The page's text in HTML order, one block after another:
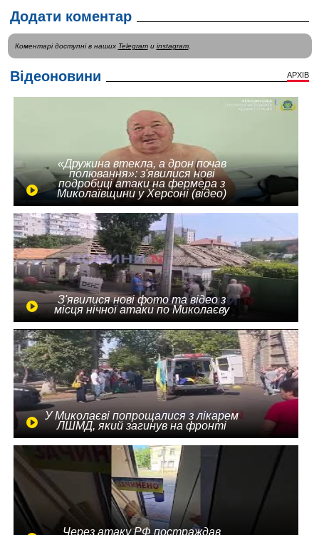
Додати коментар
Коментарі доступні в наших Telegramи instagram.
Відеоновини АРХІВ
«Дружина втекла, а дрон почав
полювання»: з'явилися нові
подробиці атаки на фермера з
Миколаївщини у Херсоні (відео)
З'явилися нові фото та відео з
місця нічної атаки по Миколаєву
У Миколаєві попрощалися з лікарем
ЛШМД, який загинув на фронті
Через атаку РФ постраждав